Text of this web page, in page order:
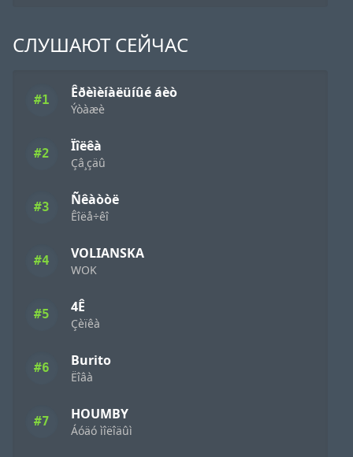
СЛУШАЮТ СЕЙЧАС
#1 Êðèìèíàëüíûé áèò
Ýòàæè
#2 Ïîëêà
Çâ¸çäû
#3 Ñêàòòë
Êîëå÷êî
#4 VOLIANSKA
WOK
#5 4Ê
Çèïêà
#6 Burito
Ëîâà
#7 HOUMBY
Áóäó ìîëîäûì